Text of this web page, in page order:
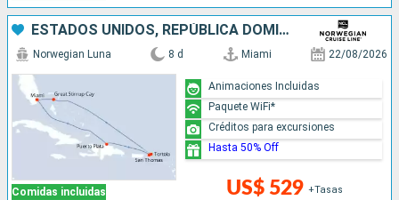
ESTADOS UNIDOS, REPÚBLICA DOMINICANA, BAHAMAS
Comidas incluidas
Norwegian Luna 8 d Miami 22/08/2026
US$ 529 +Tasas
Animaciones Incluidas
Paquete WiFi*
Créditos para excursiones
Hasta 50% Off